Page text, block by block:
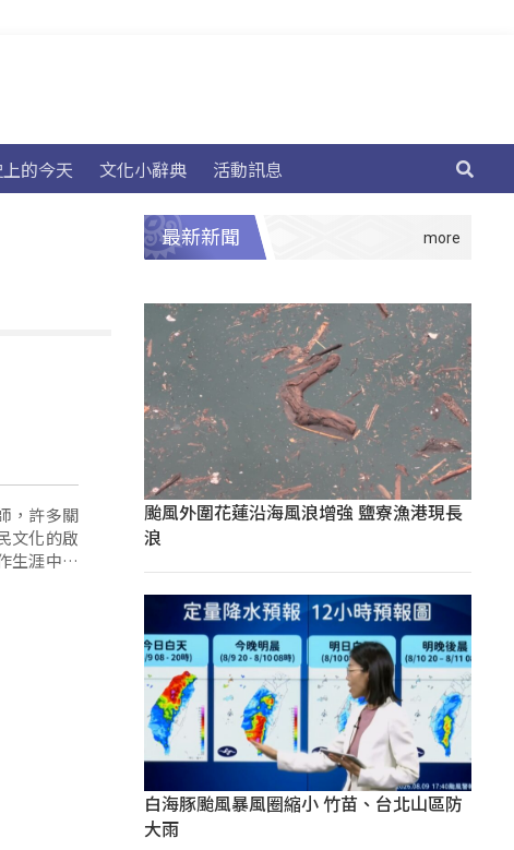
的今天 文化小辭典 活動訊息
，許多關
文化的啟
生涯中，
最新新聞
颱風外圍花蓮沿海風浪增強 鹽寮漁港現長
浪
白海豚颱風暴風圈縮小 竹苗、台北山區防
大雨